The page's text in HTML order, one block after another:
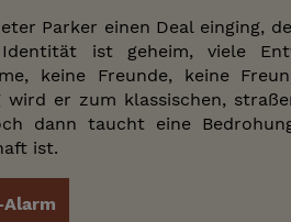
Parker einen Deal einging,
ist geheim, viele
keine Freunde, keine
wird er zum klassischen,
dann taucht eine
ist.